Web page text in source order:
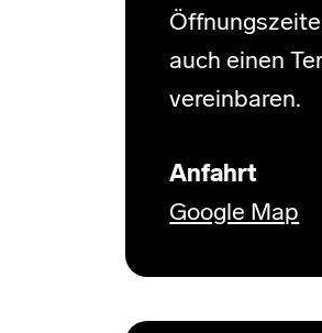
auch einen
vereinbaren.
Anfahrt
Google Map